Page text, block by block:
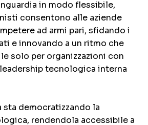
in modo flessibile,
consentono alle aziende
ad armi pari, sfidando i
e innovando a un ritmo che
solo per organizzazioni con
tecnologica interna
sta democratizzando la
rendendola accessibile a